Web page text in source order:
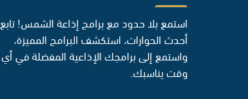
استمع بلا حدود مع برامج إذاعة الشمس! تابع
أحدث الحوارات، استكشف البرامج المميزة،
واستمع إلى برامجك الإذاعية المفضلة في أي
وقت يناسبك.